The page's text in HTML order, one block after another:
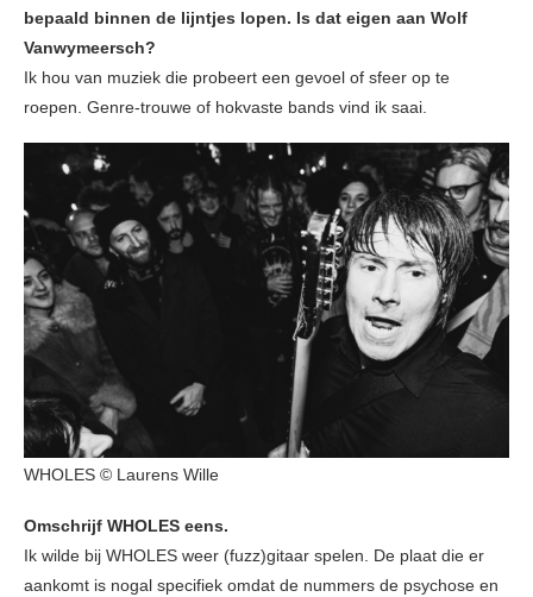
bepaald binnen de lijntjes lopen. Is dat eigen aan Wolf
Vanwymeersch?
Ik hou van muziek die probeert een gevoel of sfeer op te
roepen. Genre-trouwe of hokvaste bands vind ik saai.
WHOLES © Laurens Wille
Omschrijf WHOLES eens.
Ik wilde bij WHOLES weer (fuzz)gitaar spelen. De plaat die er
aankomt is nogal specifiek omdat de nummers de psychose en